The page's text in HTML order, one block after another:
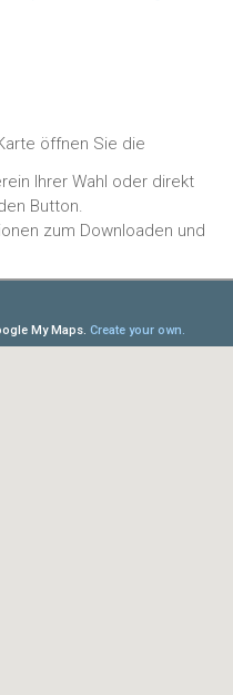
öffnen Sie die
Ihrer Wahl oder direkt
Button.
zum Downloaden und